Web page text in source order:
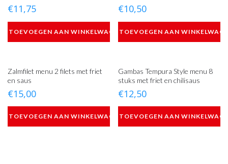
€11,75
TOEVOEGEN AAN WINKELWAGEN
€10,50
TOEVOEGEN AAN
Zalmfilet menu 2 filets met friet
en saus
€15,00
TOEVOEGEN AAN WINKELWAGEN
Gambas Tempura Style menu 8
stuks met friet en chilisaus
€12,50
TOEVOEGEN AAN